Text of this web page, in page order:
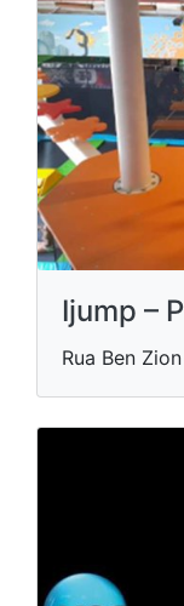
Ijump –
Rua Ben